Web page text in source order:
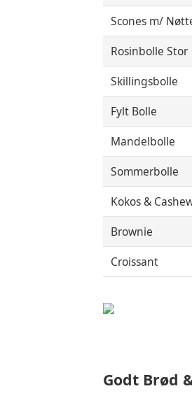
Scones m/
Rosinbolle Stor
Skillingsbolle
Fylt Bolle
Mandelbolle
Sommerbolle
Kokos &
Brownie
Croissant
Godt Brød